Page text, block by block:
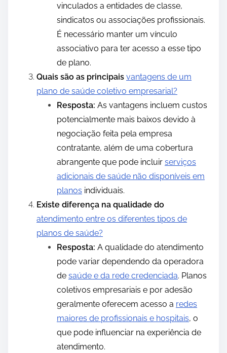
vinculados a entidades de classe,
sindicatos ou associações profissionais.
É necessário manter um vínculo
associativo para ter acesso a esse tipo
de plano.
Quais são as principais vantagens de um
plano de saúde coletivo empresarial?
Resposta: As vantagens incluem custos
potencialmente mais baixos devido à
negociação feita pela empresa
contratante, além de uma cobertura
abrangente que pode incluir serviços
adicionais de saúde não disponíveis em
planos individuais.
Existe diferença na qualidade do
atendimento entre os diferentes tipos de
planos de saúde?
Resposta: A qualidade do atendimento
pode variar dependendo da operadora
de saúde e da rede credenciada. Planos
coletivos empresariais e por adesão
geralmente oferecem acesso a redes
maiores de profissionais e hospitais, o
que pode influenciar na experiência de
atendimento.